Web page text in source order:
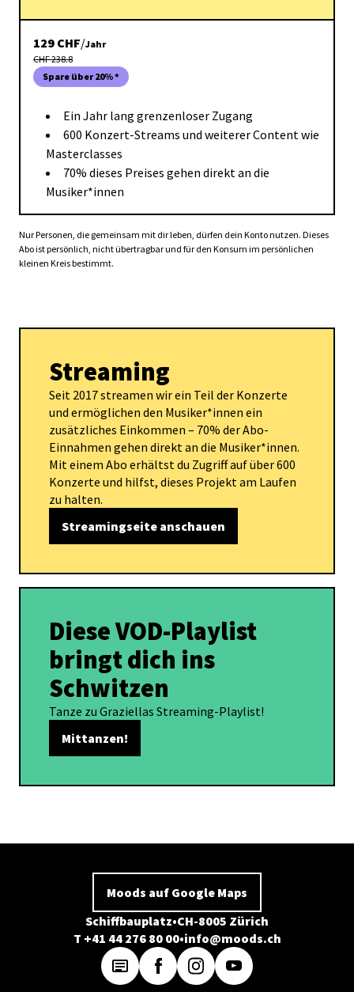
Ein Jahr lang grenzenloser Zugang
600 Konzert-Streams und weiterer Content wie
Masterclasses
70% dieses Preises gehen direkt an die
Musiker*innen
129 CHF/Jahr
CHF 238.8
Spare über 20% *
Nur Personen, die gemeinsam mit dir leben, dürfen dein Konto nutzen. Dieses
Abo ist persönlich, nicht übertragbar und für den Konsum im persönlichen
kleinen Kreis bestimmt.
Streaming
Seit 2017 streamen wir ein Teil der Konzerte
und ermöglichen den Musiker*innen ein
zusätzliches Einkommen – 70% der Abo-
Einnahmen gehen direkt an die Musiker*innen.
Mit einem Abo erhältst du Zugriff auf über 600
Konzerte und hilfst, dieses Projekt am Laufen
zu halten.
Streamingseite anschauen
Diese VOD-Playlist
bringt dich ins
Schwitzen
Tanze zu Graziellas Streaming-Playlist!
Mittanzen!
Moods auf Google Maps
Schiffbauplatz CH-8005 Zürich
T +41 44 276 80 00 info@moods.ch